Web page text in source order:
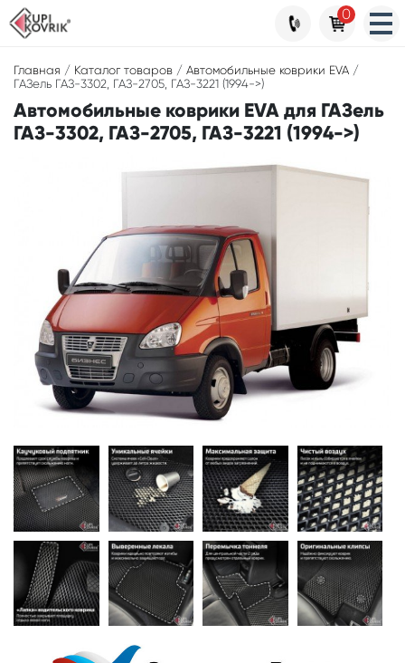
Главная / Каталог товаров / Автомобильные коврики EVA /
ГАЗель ГАЗ-3302, ГАЗ-2705, ГАЗ-3221 (1994->)
Автомобильные коврики EVA для ГАЗель
ГАЗ-3302, ГАЗ-2705, ГАЗ-3221 (1994->)
0